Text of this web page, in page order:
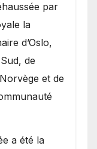
par
la
d’Oslo,
de
et de
a été la